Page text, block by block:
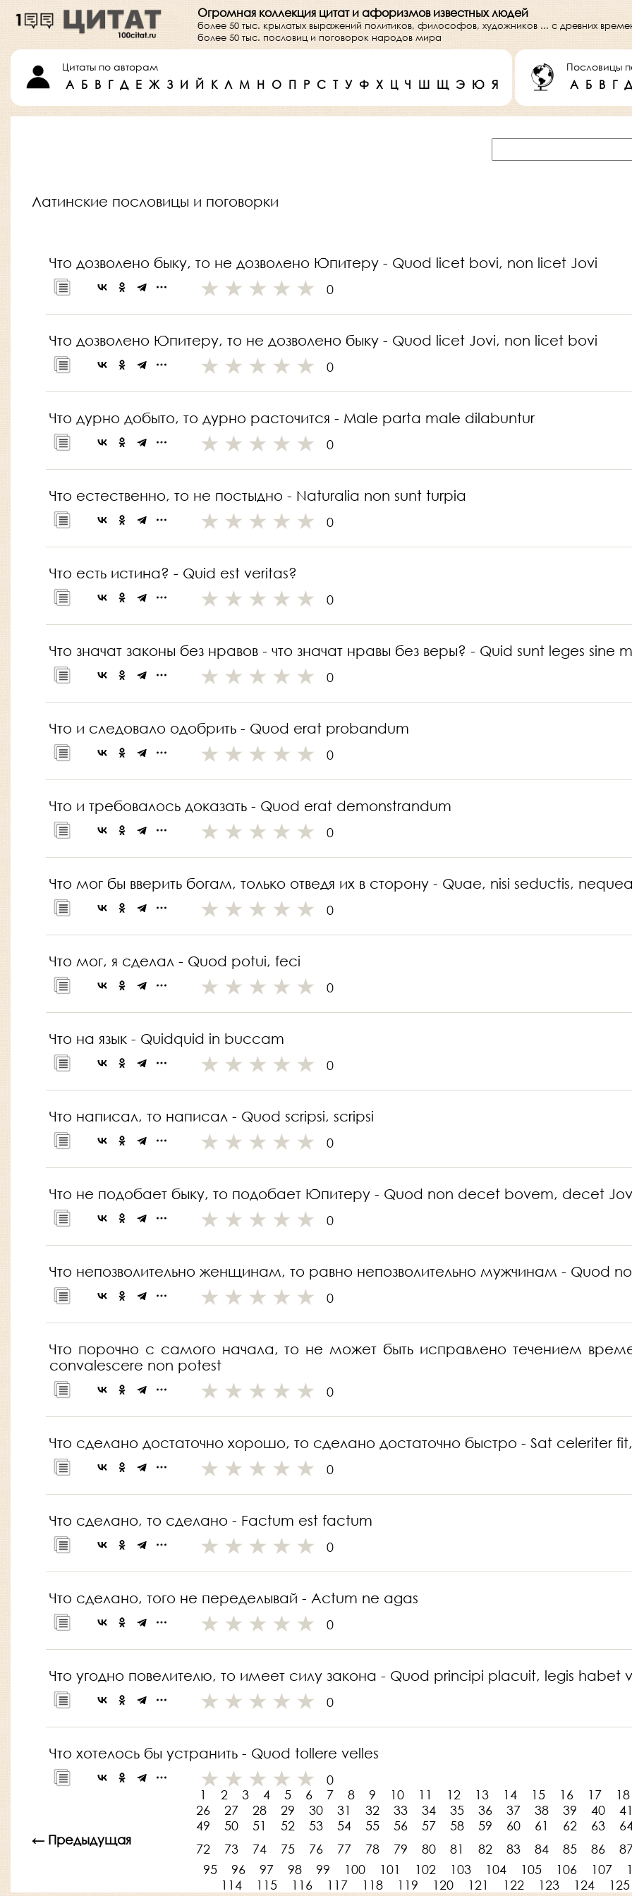
Огромная коллекция цитат и афоризмов известных людей
более 50 тыс. крылатых выражений политиков, философов, художников ... с древних
более 50 тыс. пословиц и поговорок народов мира
Цитаты по авторам
А Б В Г Д Е Ж З И Й К Л М Н О П Р С Т У Ф Х Ц Ч Ш Щ Э Ю Я
Пословицы
А Б В Г Д
Латинские пословицы и поговорки
Что дозволено быку, то не дозволено Юпитеру - Quod licet bovi, non licet Jovi
0
Что дозволено Юпитеру, то не дозволено быку - Quod licet Jovi, non licet bovi
0
Что дурно добыто, то дурно расточится - Male parta male dilabuntur
0
Что естественно, то не постыдно - Naturalia non sunt turpia
0
Что есть истина? - Quid est veritas?
0
Что значат законы без нравов - что значат нравы без веры? - Quid sunt leges sine
0
Что и следовало одобрить - Quod erat probandum
0
Что и требовалось доказать - Quod erat demonstrandum
0
Что мог бы вверить богам, только отведя их в сторону - Quae, nisi seductis,
0
Что мог, я сделал - Quod potui, feci
0
Что на язык - Quidquid in buccam
0
Что написал, то написал - Quod scripsi, scripsi
0
Что не подобает быку, то подобает Юпитеру - Quod non decet bovem, decet
0
Что непозволительно женщинам, то равно непозволительно мужчинам - Quod
0
Что порочно с самого начала, то не может быть исправлено течением
convalescere non potest
0
Что сделано достаточно хорошо, то сделано достаточно быстро - Sat celeriter
0
Что сделано, то сделано - Factum est factum
0
Что сделано, того не переделывай - Actum ne agas
0
Что угодно повелителю, то имеет силу закона - Quod principi placuit, legis habet
0
Что хотелось бы устранить - Quod tollere velles
0
← Предыдущая
1 2 3 4 5 6 7 8 9 10 11 12 13 14 15 16 17 18
26
27 28 29 30 31 32 33 34 35 36 37 38 39 40 41
49
50 51 52 53 54 55 56 57 58 59 60 61 62 63
72
73 74 75 76 77 78 79 80 81 82 83 84 85 86
95
96 97 98 99 100 101 102 103 104 105 106 107
114
115 116 117 118 119 120 121 122 123 124 125